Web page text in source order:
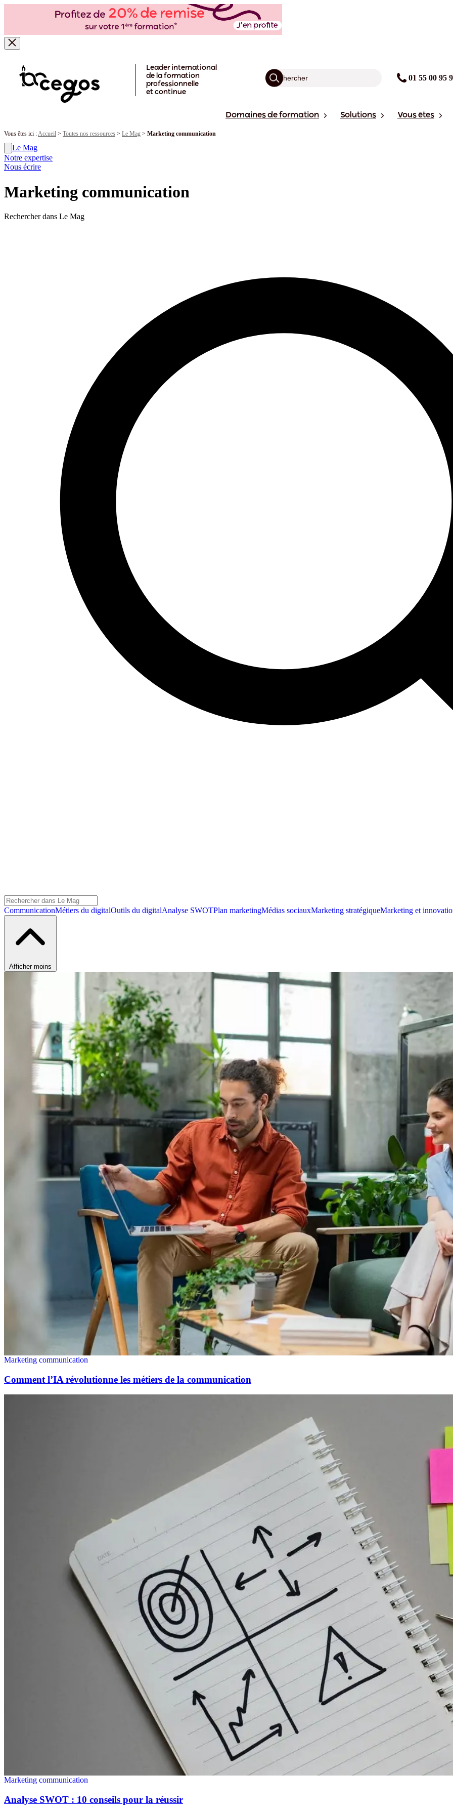
Leader international
de la formation
professionnelle
et continue
01 55 00 95
Domaines de formation Solutions Vous êtes
Vous êtes ici :Accueil > Toutes nos ressources > Le Mag > Marketing communication
Le Mag
Notre expertise
Nous écrire
Marketing communication
Rechercher dans Le Mag
CommunicationMétiers du digitalOutils du digitalAnalyse SWOTPlan marketingMédias sociauxMarketing stratégiqueMarketing et
Afficher moins
Marketing communication
Comment l’IA révolutionne les métiers de la communication
Marketing communication
Analyse SWOT : 10 conseils pour la réussir